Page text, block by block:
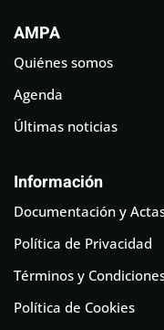
AMPA
Quiénes somos
Agenda
Últimas noticias
Información
Documentación y
Política de Privacidad
Términos y
Política de Cookies